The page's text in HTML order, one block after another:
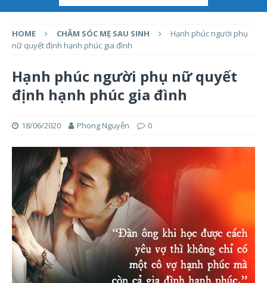
HOME CHĂM SÓC MẸ SAU SINH
Hạnh phúc người phụ
nữ quyết định hạnh phúc gia đình
Hạnh phúc người phụ nữ quyết
định hạnh phúc gia đình
18/06/2020 Phong Nguyễn 0